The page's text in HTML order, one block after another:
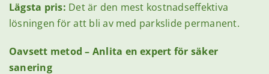
Lägsta pris: Det är den mest kostnadseffektiva
lösningen för att bli av med parkslide permanent.
Oavsett metod – Anlita en expert för säker
sanering